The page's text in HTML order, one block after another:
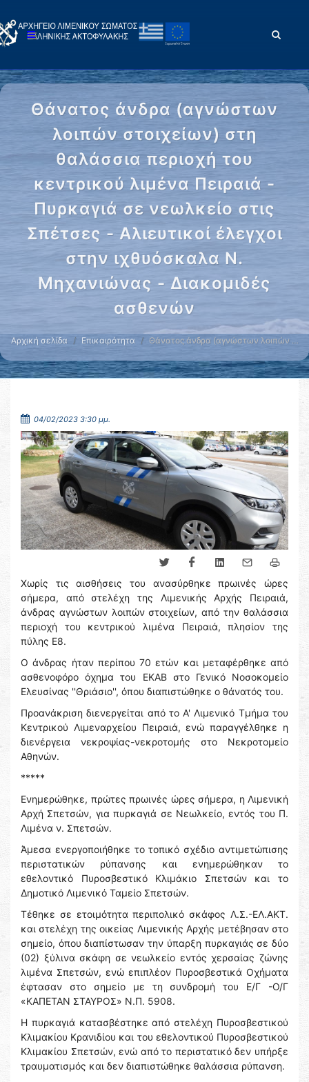
Θάνατος άνδρα (αγνώστων
λοιπών στοιχείων) στη
θαλάσσια περιοχή του
κεντρικού λιμένα Πειραιά -
Πυρκαγιά σε νεωλκείο στις
Σπέτσες - Αλιευτικοί έλεγχοι
στην ιχθυόσκαλα Ν.
Μηχανιώνας - Διακομιδές
ασθενών
Αρχική σελίδα Επικαιρότητα Θάνατος άνδρα (αγνώστων λοιπών …
04/02/2023 3:30 μμ.
Χωρίς τις αισθήσεις του ανασύρθηκε πρωινές ώρες
σήμερα, από στελέχη της Λιμενικής Αρχής Πειραιά,
άνδρας αγνώστων λοιπών στοιχείων, από την θαλάσσια
περιοχή του κεντρικού λιμένα Πειραιά, πλησίον της
πύλης Ε8.
Ο άνδρας ήταν περίπου 70 ετών και μεταφέρθηκε από
ασθενοφόρο όχημα του ΕΚΑΒ στο Γενικό Νοσοκομείο
Ελευσίνας ''Θριάσιο'', όπου διαπιστώθηκε ο θάνατός του.
Προανάκριση διενεργείται από το Α' Λιμενικό Τμήμα του
Κεντρικού Λιμεναρχείου Πειραιά, ενώ παραγγέλθηκε η
διενέργεια νεκροψίας-νεκροτομής στο Νεκροτομείο
Αθηνών.
*****
Ενημερώθηκε, πρώτες πρωινές ώρες σήμερα, η Λιμενική
Αρχή Σπετσών, για πυρκαγιά σε Νεωλκείο, εντός του Π.
Λιμένα ν. Σπετσών.
Άμεσα ενεργοποιήθηκε το τοπικό σχέδιο αντιμετώπισης
περιστατικών ρύπανσης και ενημερώθηκαν το
εθελοντικό Πυροσβεστικό Κλιμάκιο Σπετσών και το
Δημοτικό Λιμενικό Ταμείο Σπετσών.
Τέθηκε σε ετοιμότητα περιπολικό σκάφος Λ.Σ.-ΕΛ.ΑΚΤ.
και στελέχη της οικείας Λιμενικής Αρχής μετέβησαν στο
σημείο, όπου διαπίστωσαν την ύπαρξη πυρκαγιάς σε δύο
(02) ξύλινα σκάφη σε νεωλκείο εντός χερσαίας ζώνης
λιμένα Σπετσών, ενώ επιπλέον Πυροσβεστικά Οχήματα
έφτασαν στο σημείο με τη συνδρομή του Ε/Γ -Ο/Γ
«ΚΑΠΕΤΑΝ ΣΤΑΥΡΟΣ» Ν.Π. 5908.
Η πυρκαγιά κατασβέστηκε από στελέχη Πυροσβεστικού
Κλιμακίου Κρανιδίου και του εθελοντικού Πυροσβεστικού
Κλιμακίου Σπετσών, ενώ από το περιστατικό δεν υπήρξε
τραυματισμός και δεν διαπιστώθηκε θαλάσσια ρύπανση.